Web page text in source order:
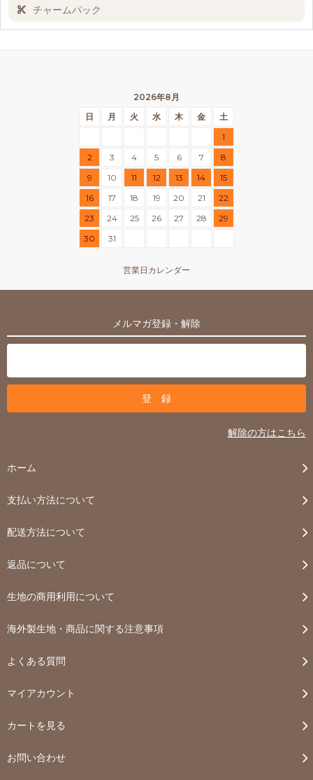
チャームパック
2026年8月
日
月 火 水 木 金
土
1
2
3 4 5 6 7
8
9
10 11 12 13 14
15
16
17 18 19 20 21
22
23
24 25 26 27 28
29
30
31
営業日カレンダー
メルマガ登録・解除
解除の方はこちら
ホーム
支払い方法について
配送方法について
返品について
生地の商用利用について
海外製生地・商品に関する注意事項
よくある質問
マイアカウント
カートを見る
お問い合わせ